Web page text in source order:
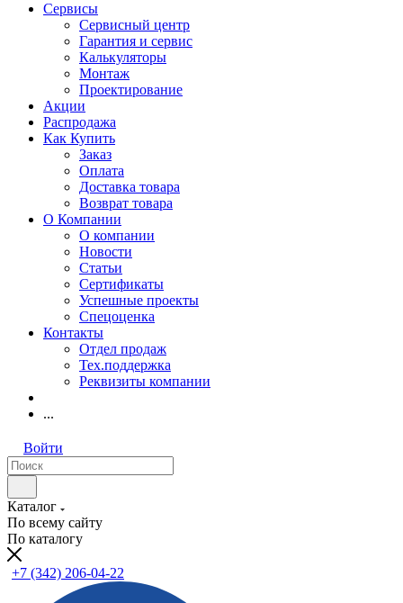
Сервисы
Сервисный центр
Гарантия и сервис
Калькуляторы
Монтаж
Проектирование
Акции
Распродажа
Как Купить
Заказ
Оплата
Доставка товара
Возврат товара
О Компании
О компании
Новости
Статьи
Сертификаты
Успешные проекты
Спецоценка
Контакты
Отдел продаж
Тех.поддержка
Реквизиты компании
...
Войти
Каталог
По всему сайту
По каталогу
+7 (342) 206-04-22